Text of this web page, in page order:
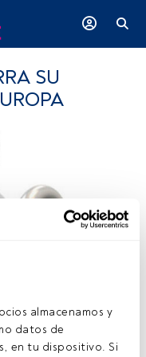
almacenamos y
datos de
en tu dispositivo. Si
SU